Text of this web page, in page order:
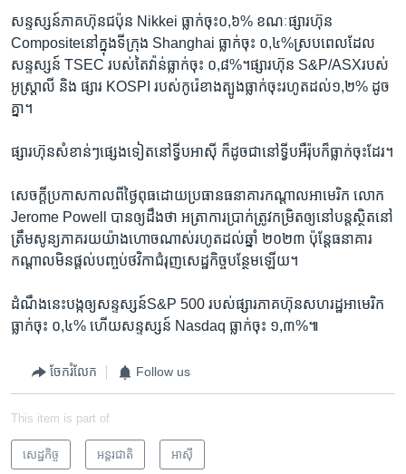
សន្ទស្សន៍​ភាគហ៊ុន​ជប៉ុន Nikkei ធ្លាក់​ចុះ​០,៦% ខណៈ​ផ្សារ​ហ៊ុន
Composite​នៅ​ក្នុង​ទីក្រុង Shanghai ធ្លាក់​ចុះ ០,៤%​ស្រប​ពេល​ដែល
សន្ទស្សន៍ TSEC របស់​តៃវ៉ាន់​ធ្លាក់​ចុះ ០,៨%។​ផ្សារ​ហ៊ុន S&P/ASX​របស់
អូស្ត្រាលី និង ផ្សារ​ KOSPI របស់​កូរ៉េខាង​ត្បូង​ធ្លាក់​ចុះ​រហូត​ដល់​១,២% ដូច​
គ្នា។
ផ្សារ​ហ៊ុន​សំខាន់ៗផ្សេង​ទៀត​នៅ​ទ្វីប​អាស៊ី ក៏​ដូច​ជា​នៅ​ទ្វីប​អឺរ៉ុប​ក៏​ធ្លាក់​ចុះ​ដែរ។
​សេចក្ដី​ប្រកាស​កាល​ពី​ថ្ងៃ​ពុធ​ដោយ​ប្រធាន​ធនាគារ​កណ្ដាល​អាមេរិក លោក
Jerome Powell បាន​ឲ្យ​ដឹង​ថា អត្រា​ការ​ប្រាក់ត្រូវ​កម្រិត​ឲ្យនៅបន្ត​ស្ថិត​នៅ
ត្រឹម​សូន្យ​ភាគរយ​យ៉ាង​ហោច​ណាស់​រហូត​ដល់​ឆ្នាំ ២០២៣ ប៉ុន្តែ​ធនាគារ​
កណ្ដាល​មិន​ផ្ដល់បញ្ចប់​ថវិកា​ជំរុញ​សេដ្ឋ​កិច្ច​បន្ថែម​ឡើយ។​
ដំណឹង​នេះបង្ក​ឲ្យ​សន្ទស្សន៍​S&P 500 របស់ផ្សារ​ភាគ​ហ៊ុន​សហរដ្ឋ​អាមេរិក​
ធ្លាក់​ចុះ ០,៤% ហើយ​សន្ទស្សន៍ Nasdaq ធ្លាក់​ចុះ ១,៣%៕
ចែករំលែក Follow us
This item is part of
សេដ្ឋកិច្ច អន្តរជាតិ អាស៊ី